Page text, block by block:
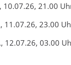
10.07.26, 21.00
11.07.26, 23.00
12.07.26, 03.00